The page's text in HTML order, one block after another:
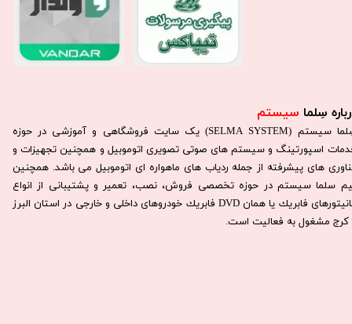
سِلما سیستم​​​​​​​
سِلما سيستم (SELMA SYSTEM) یک سایت فروشگاهی و آموزشی در حوزه
اسپورتینگ و سیستم های صوتی تصویری اتوموبیل و همچنین تجهیزات و
های پیشرفته از جمله ردیاب های ماهواره ای اتوموبیل می باشد. همچنين
سلما سيستم در حوزه تخصصی فروش، نصب، تعمير و پشتيبانی از انواع
مانيتورهای فابريك يا همان DVD فابريك خودروهای داخلی و خارجی در استان البرز
كرج مشغول به فعاليت است.​​​​​​​